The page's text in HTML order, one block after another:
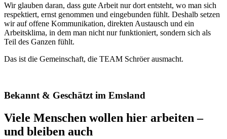
Wir glauben daran, dass gute Arbeit nur dort entsteht, wo man sich
respektiert, ernst genommen und eingebunden fühlt. Deshalb setzen
wir auf offene Kommunikation, direkten Austausch und ein
Arbeitsklima, in dem man nicht nur funktioniert, sondern sich als
Teil des Ganzen fühlt.
Das ist die Gemeinschaft, die TEAM Schröer ausmacht.
Bekannt & Geschätzt im Emsland
Viele Menschen wollen hier arbeiten –
und bleiben auch